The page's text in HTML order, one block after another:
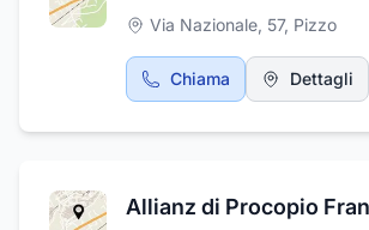
fornisce anche la segnaletica
sicurezza.
Via Nazionale, 57, Pizzo
Chiama Dettagli